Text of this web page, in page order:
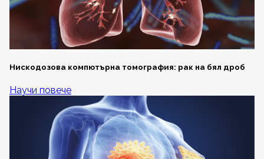
Нискодозова компютърна томография: рак на бял дроб
Научи повече